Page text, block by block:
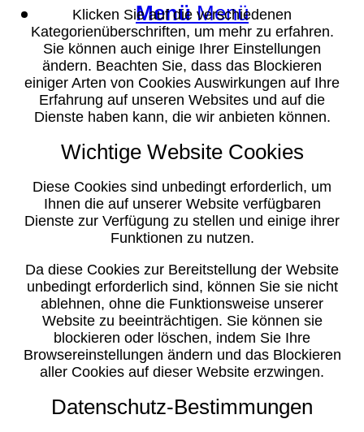
Menü Menü
Klicken Sie auf die verschiedenen
Kategorienüberschriften, um mehr zu erfahren.
Sie können auch einige Ihrer Einstellungen
ändern. Beachten Sie, dass das Blockieren
einiger Arten von Cookies Auswirkungen auf Ihre
Erfahrung auf unseren Websites und auf die
Dienste haben kann, die wir anbieten können.
Wichtige Website Cookies
Diese Cookies sind unbedingt erforderlich, um
Ihnen die auf unserer Website verfügbaren
Dienste zur Verfügung zu stellen und einige ihrer
Funktionen zu nutzen.
Da diese Cookies zur Bereitstellung der Website
unbedingt erforderlich sind, können Sie sie nicht
ablehnen, ohne die Funktionsweise unserer
Website zu beeinträchtigen. Sie können sie
blockieren oder löschen, indem Sie Ihre
Browsereinstellungen ändern und das Blockieren
aller Cookies auf dieser Website erzwingen.
Datenschutz-Bestimmungen